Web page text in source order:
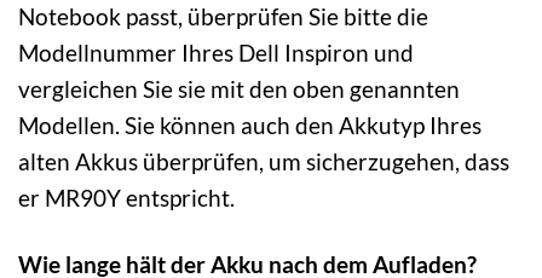
Notebook passt, überprüfen Sie bitte die
Modellnummer Ihres Dell Inspiron und
vergleichen Sie sie mit den oben genannten
Modellen. Sie können auch den Akkutyp Ihres
alten Akkus überprüfen, um sicherzugehen, dass
er MR90Y entspricht.
Wie lange hält der Akku nach dem Aufladen?